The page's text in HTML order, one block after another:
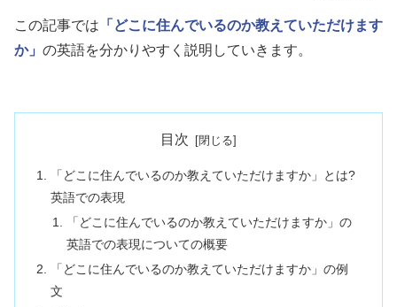
この記事では 「どこに住んでいるのか教えていただけます
か」 の英語を分かりやすく説明していきます。
目次
「どこに住んでいるのか教えていただけますか」とは?
英語での表現
「どこに住んでいるのか教えていただけますか」の
英語での表現についての概要
「どこに住んでいるのか教えていただけますか」の例
文